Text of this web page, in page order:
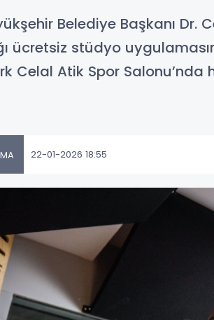
Belediye Başkanı
ücretsiz stüdyo
Celal Atik Spor
22-01-2026 18:55